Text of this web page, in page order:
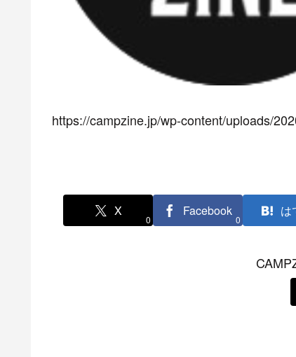
https://campzine.jp/wp-content/uploads/
X
0
Facebook
0
は